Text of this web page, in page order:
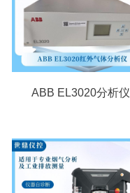
ABB EL3020分析仪